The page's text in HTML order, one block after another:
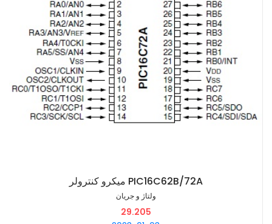
میکرو کنترولر PIC16C62B/72A
ولتاژ و جریان
29.205